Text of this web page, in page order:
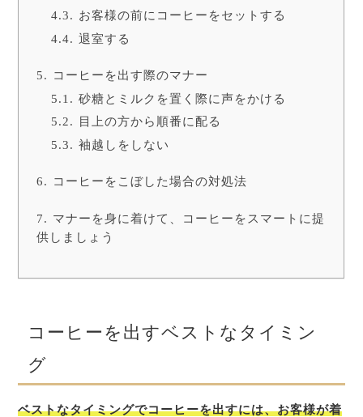
お客様の前にコーヒーをセットする
退室する
コーヒーを出す際のマナー
砂糖とミルクを置く際に声をかける
目上の方から順番に配る
袖越しをしない
コーヒーをこぼした場合の対処法
マナーを身に着けて、コーヒーをスマートに提
供しましょう
コーヒーを出すベストなタイミン
グ
ベストなタイミングでコーヒーを出すには、お客様が着